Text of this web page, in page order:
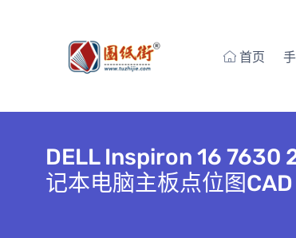
首页
DELL Inspiron 16 7630
记本电脑主板点位图CAD